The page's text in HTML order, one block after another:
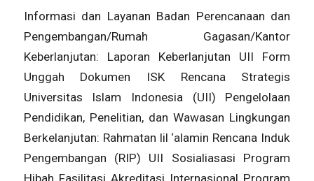
Informasi dan Layanan Badan Perencanaan dan
Pengembangan/Rumah Gagasan/Kantor
Keberlanjutan: Laporan Keberlanjutan UII Form
Unggah Dokumen ISK Rencana Strategis
Universitas Islam Indonesia (UII) Pengelolaan
Pendidikan, Penelitian, dan Wawasan Lingkungan
Berkelanjutan: Rahmatan lil ‘alamin Rencana Induk
Pengembangan (RIP) UII Sosialiasasi Program
Hibah Fasilitasi Akreditasi Internasional Program